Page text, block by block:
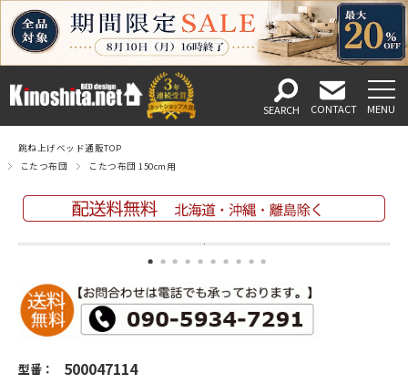
跳ね上げベッド通販TOP
こたつ布団
こたつ布団 150cm用
型番： 500047114